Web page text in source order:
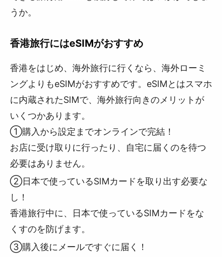
うか。
香港旅行にはeSIMがおすすめ
香港をはじめ、海外旅行に行くなら、海外ローミ
ングよりもeSIMがおすすめです。eSIMとはスマホ
に内蔵されたSIMで、海外旅行向きのメリットが
いくつかあります。
①購入から設定までオンラインで完結！
お店に受け取りに行ったり、自宅に届くのを待つ
必要はありません。
②日本で使っているSIMカードを取り出す必要な
し！
香港旅行中に、日本で使っているSIMカードをな
くすのを防げます。
③購入後にメールですぐに届く！